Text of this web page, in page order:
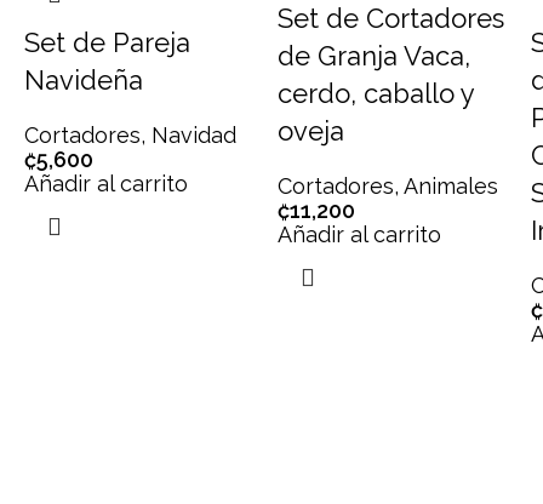
Set de Pareja
Navideña
Cortadores, Navidad
₡5,600
Añadir al carrito
Set de Cortadores
de Granja Vaca,
cerdo, caballo y
oveja
Cortadores, Animales
₡11,200
Añadir al carrito
₡